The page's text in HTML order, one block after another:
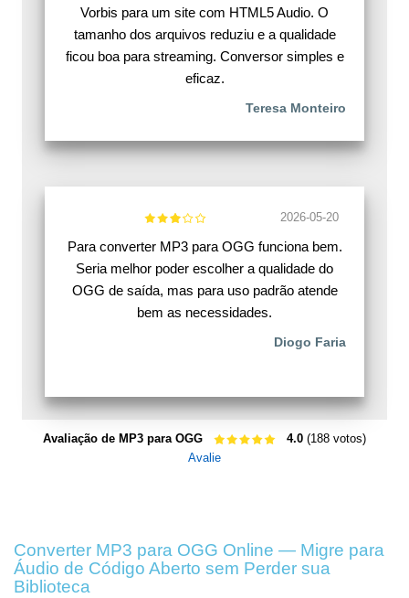
Vorbis para um site com HTML5 Audio. O
tamanho dos arquivos reduziu e a qualidade
ficou boa para streaming. Conversor simples e
eficaz.
Teresa Monteiro
2026-05-20
Para converter MP3 para OGG funciona bem.
Seria melhor poder escolher a qualidade do
OGG de saída, mas para uso padrão atende
bem as necessidades.
Diogo Faria
Avaliação de MP3 para OGG 4.0 (188 votos)
Avalie
Converter MP3 para OGG Online — Migre para
Áudio de Código Aberto sem Perder sua
Biblioteca